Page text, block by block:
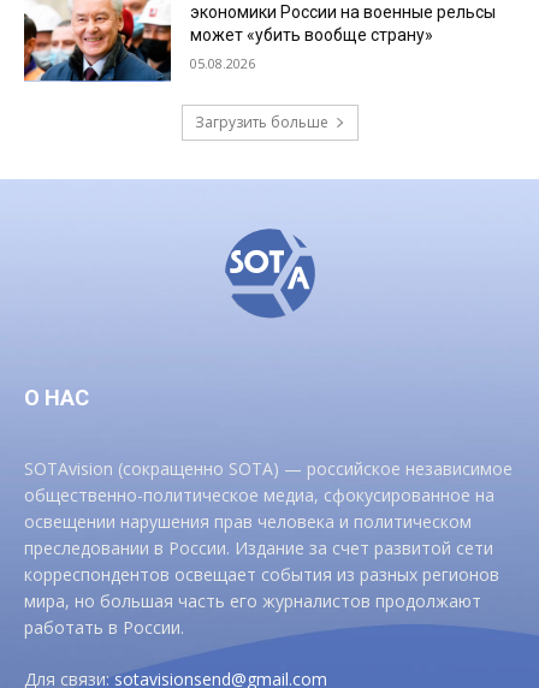
экономики России на военные рельсы
может «убить вообще страну»
05.08.2026
Загрузить больше
О НАС
SOTAvision (сокращенно SOTA) — российское независимое
общественно-политическое медиа, сфокусированное на
освещении нарушения прав человека и политическом
преследовании в России. Издание за счет развитой сети
корреспондентов освещает события из разных регионов
мира, но большая часть его журналистов продолжают
работать в России.
Для связи:sotavisionsend@gmail.com